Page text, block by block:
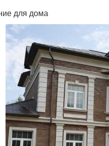
для дома